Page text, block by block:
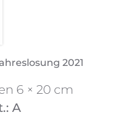
2021
6 × 20 cm
A